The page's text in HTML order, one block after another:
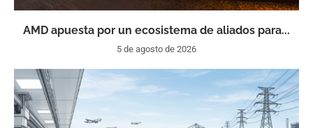
AMD apuesta por un ecosistema de aliados para...
5 de agosto de 2026